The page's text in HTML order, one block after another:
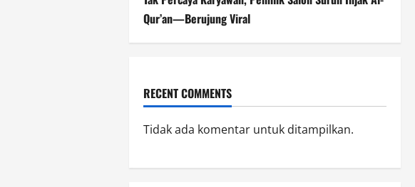
Qur’an—Berujung Viral
RECENT COMMENTS
Tidak ada komentar untuk ditampilkan.